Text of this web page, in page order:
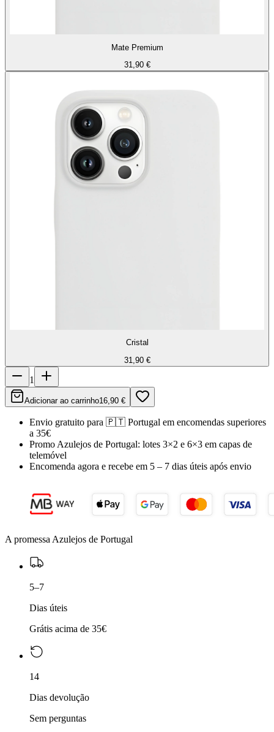
Mate Premium
31,90 €
Cristal
31,90 €
1
Adicionar ao carrinho16,90 €
Envio gratuito para 🇵🇹 Portugal em encomendas superiores
a 35€
Promo Azulejos de Portugal: lotes 3×2 e 6×3 em capas de
telemóvel
Encomenda agora e recebe em 5 – 7 dias úteis após envio
A promessa Azulejos de Portugal
5–7
Dias úteis
Grátis acima de 35€
14
Dias devolução
Sem perguntas